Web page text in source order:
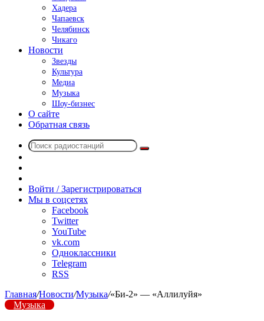
Хадера
Чапаевск
Челябинск
Чикаго
Новости
Звезды
Культура
Медиа
Музыка
Шоу-бизнес
О сайте
Обратная связь
Поиск
радио
Войти / Зарегистрироваться
Мы в соцсетях
Facebook
Twitter
YouTube
vk.com
Одноклассники
Telegram
RSS
Главная/Новости/Музыка/«Би-2» — «Аллилуйя»
Музыка